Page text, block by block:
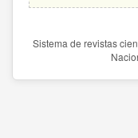
Sistema de revistas